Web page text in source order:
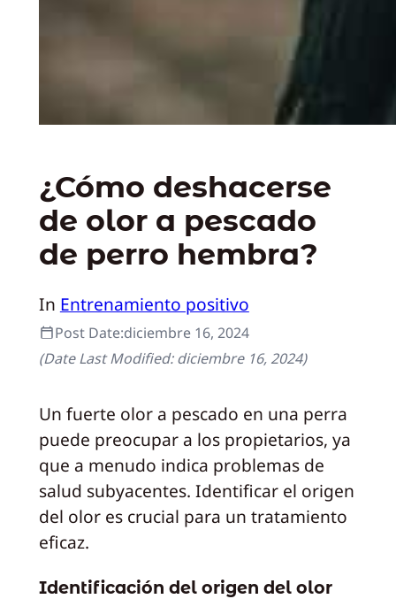
¿Cómo deshacerse
de olor a pescado
de perro hembra?
In Entrenamiento positivo
Post Date:diciembre 16, 2024
(Date Last Modified:diciembre 16, 2024)
Un fuerte olor a pescado en una perra
puede preocupar a los propietarios, ya
que a menudo indica problemas de
salud subyacentes. Identificar el origen
del olor es crucial para un tratamiento
eficaz.
Identificación del origen del olor